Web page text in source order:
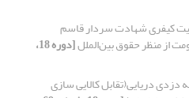
کیفری شهادت سردار قاسم
از منظر حقوق بین‌الملل [دوره 18،
دزدی دریایی(تقابل کالایی سازی